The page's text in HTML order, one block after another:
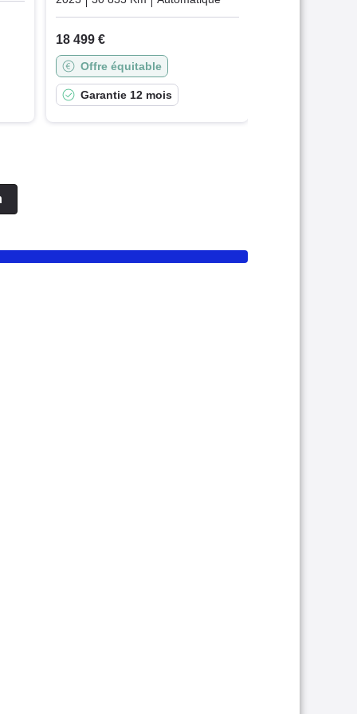
18 499 €
Offre équitable
Garantie 12 mois